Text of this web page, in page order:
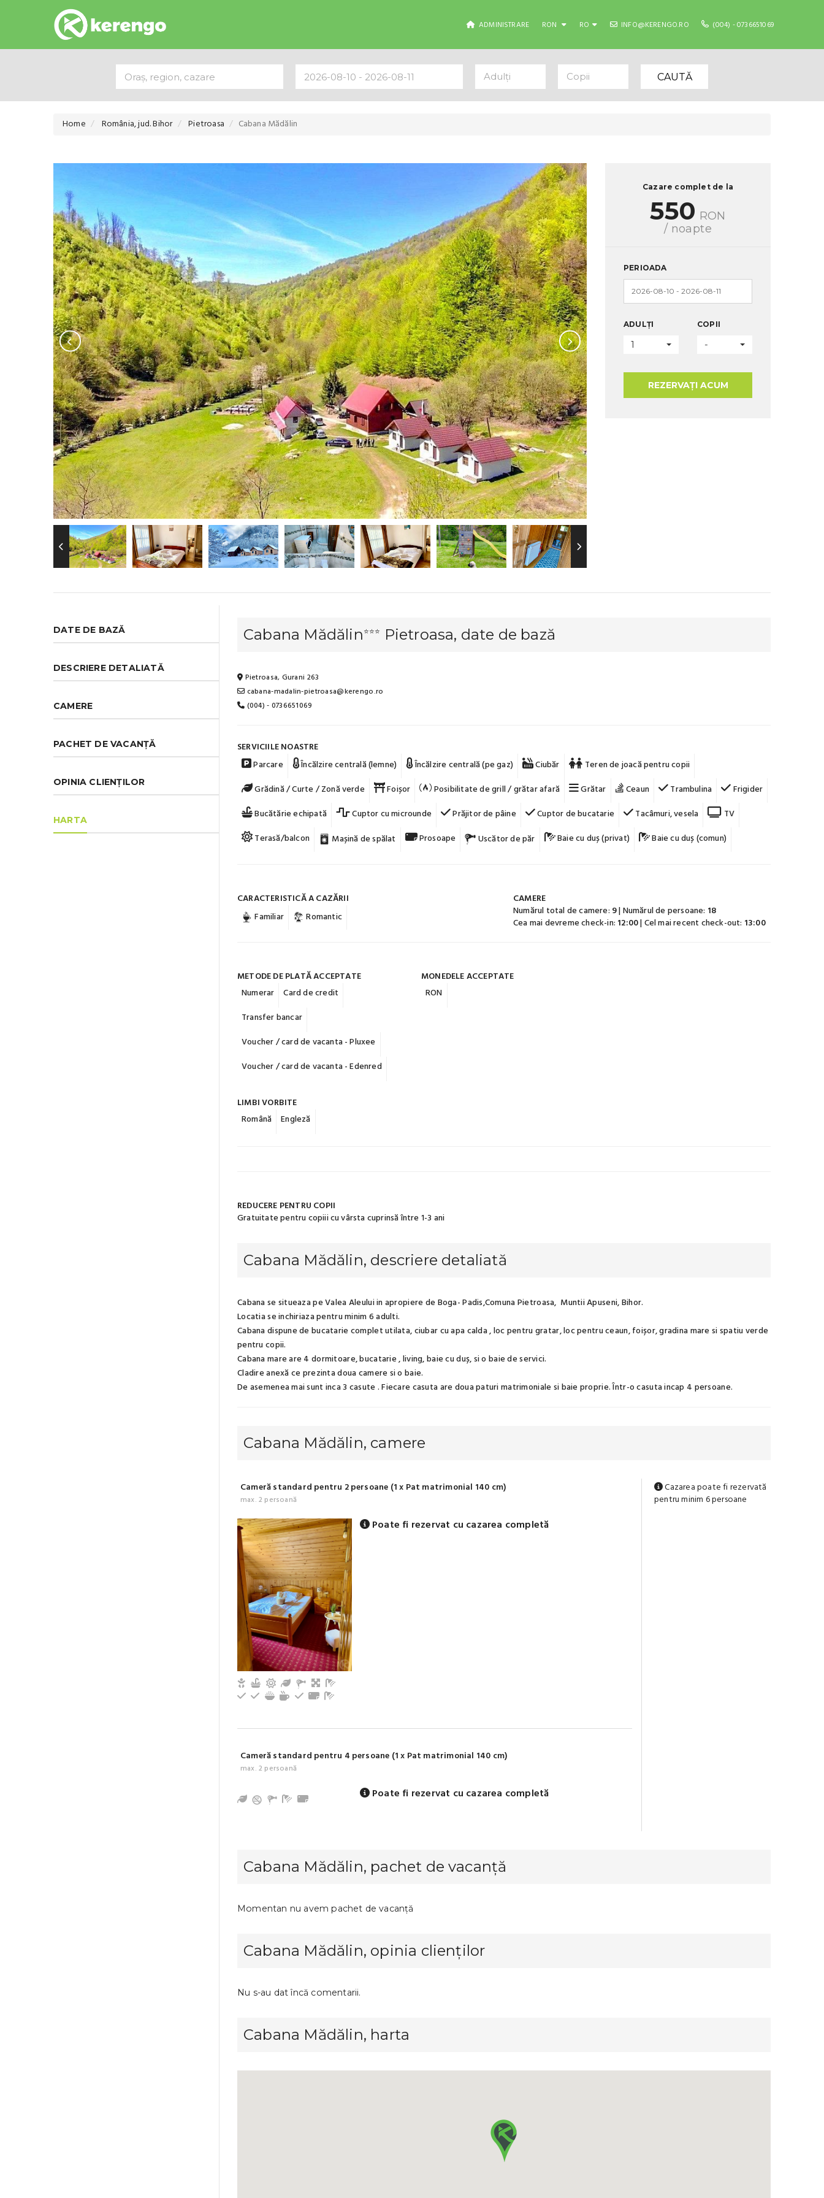
ADMINISTRARE RON RO INFO@KERENGO.RO (004) - 0736651069
Adulți Copii CAUTĂ
Home România, jud. Bihor Pietroasa Cabana Mădălin
Cazare complet de la
550 RON
/ noapte
PERIOADA
ADULȚI
1
COPII
-
REZERVAȚI ACUM
DATE DE BAZĂ
DESCRIERE DETALIATĂ
CAMERE
PACHET DE VACANȚĂ
OPINIA CLIENȚILOR
HARTA
Cabana Mădălin ⭐⭐⭐ Pietroasa, date de bază
Pietroasa, Gurani 263
cabana-madalin-pietroasa@kerengo.ro
(004) - 0736651069
SERVICIILE NOASTRE
Parcare
Încălzire centrală (lemne) Încălzire centrală (pe gaz) Ciubăr
Teren de joacă pentru copii
Grădină / Curte / Zonă verde
Foișor Posibilitate de grill / grătar afară Grătar Ceaun Trambulina
Frigider
Bucătărie echipată
Cuptor cu microunde Prăjitor de pâine Cuptor de bucatarie Tacâmuri, vesela
TV
Terasă/balcon
Mașină de spălat Prosoape Uscător de păr Baie cu duș (privat) Baie cu duș (comun)
CARACTERISTICĂ A CAZĂRII
Familiar
Romantic
CAMERE
Numărul total de camere: 9| Numărul de persoane: 18
Cea mai devreme check-in: 12:00| Cel mai recent check-out: 13:00
METODE DE PLATĂ ACCEPTATE
Numerar
Card de credit
Transfer bancar
Voucher / card de vacanta - Pluxee
Voucher / card de vacanta - Edenred
MONEDELE ACCEPTATE
RON
LIMBI VORBITE
Română
Engleză
REDUCERE PENTRU COPII
Gratuitate pentru copiii cu vârsta cuprinsă între 1-3 ani
Cabana Mădălin, descriere detaliată
Cabana se situeaza pe Valea Aleului in apropiere de Boga- Padis,Comuna Pietroasa, Muntii Apuseni, Bihor.
Locatia se inchiriaza pentru minim 6 adulti.
Cabana dispune de bucatarie complet utilata, ciubar cu apa calda , loc pentru gratar, loc pentru ceaun, foișor, gradina mare si spatiu verde
pentru copii.
Cabana mare are 4 dormitoare, bucatarie , living, baie cu duș, si o baie de servici.
Cladire anexă ce prezinta doua camere si o baie.
De asemenea mai sunt inca 3 casute . Fiecare casuta are doua paturi matrimoniale si baie proprie. Într-o casuta incap 4 persoane.
Cabana Mădălin, camere
Cameră standard pentru 2 persoane (1 x Pat matrimonial 140 cm)
max. 2 persoană
Copii și bebeluși sunt binevenite
Bucătărie echipată
Terasă/balcon
Grădină / Curte / Zonă verde
Living, spațiu comun
FrigiderTacâmuri, vesela
AragazAparat de ceai/cafea
Cuptor de bucatarie
Prosoape
Poate fi rezervat cu cazarea completă
Cameră standard pentru 4 persoane (1 x Pat matrimonial 140 cm)
max. 2 persoană
Grădină / Curte / Zonă verde
Baie cu duș (privat)Poate fi rezervat cu cazarea completă
Cazarea poate fi rezervată
pentru minim 6 persoane
Cabana Mădălin, pachet de vacanță
Momentan nu avem pachet de vacanță
Cabana Mădălin, opinia clienților
Nu s-au dat încă comentarii.
Cabana Mădălin, harta